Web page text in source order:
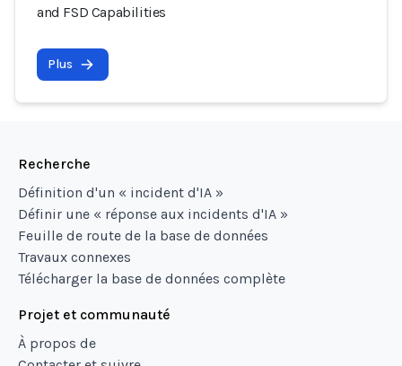
and FSD Capabilities
Plus
Recherche
Définition d'un « incident d'IA »
Définir une « réponse aux incidents d'IA »
Feuille de route de la base de données
Travaux connexes
Télécharger la base de données complète
Projet et communauté
À propos de